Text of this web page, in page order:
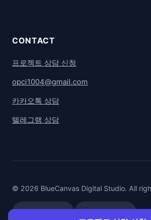
CONTACT
프로젝트 상담 신청
opci1004@gmail.com
카카오톡 상담
텔레그램 상담
© 2026 BlueCanvas Digital Studio. All
카카오톡 상담 텔레그램 상담